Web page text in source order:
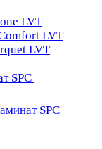
LVT
LVT
LVT
SPC
SPC